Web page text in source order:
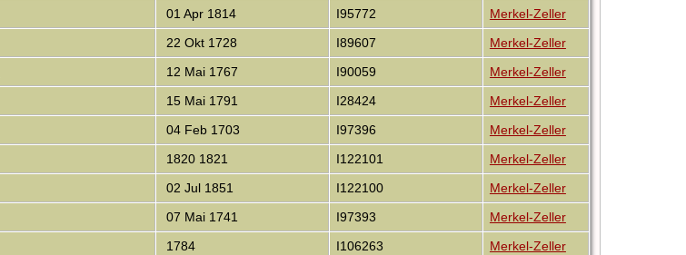
01 Apr 1814 I95772
Merkel-Zeller
22 Okt 1728 I89607
Merkel-Zeller
12 Mai 1767 I90059
Merkel-Zeller
15 Mai 1791 I28424
Merkel-Zeller
04 Feb 1703 I97396
Merkel-Zeller
1820 1821 I122101
Merkel-Zeller
02 Jul 1851 I122100
Merkel-Zeller
07 Mai 1741 I97393
Merkel-Zeller
1784 I106263
Merkel-Zeller